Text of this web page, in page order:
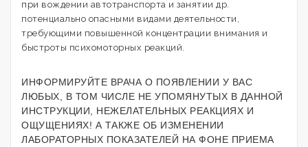
при вождении автотранспорта и занятии др.
потенциально опасными видами деятельности,
требующими повышенной концентрации внимания и
быстроты психомоторных реакций.
ИНФОРМИРУЙТЕ ВРАЧА О ПОЯВЛЕНИИ У ВАС
ЛЮБЫХ, В ТОМ ЧИСЛЕ НЕ УПОМЯНУТЫХ В ДАННОЙ
ИНСТРУКЦИИ, НЕЖЕЛАТЕЛЬНЫХ РЕАКЦИЯХ И
ОЩУЩЕНИЯХ! А ТАКЖЕ ОБ ИЗМЕНЕНИИ
ЛАБОРАТОРНЫХ ПОКАЗАТЕЛЕЙ НА ФОНЕ ПРИЕМА